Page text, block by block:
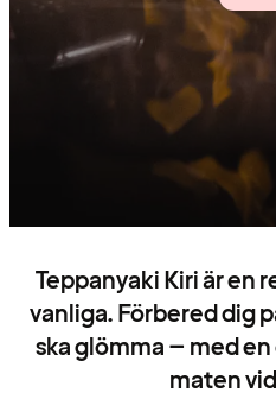
Teppanyaki Kiri är en
vanliga. Förbered dig
ska glömma – med
maten